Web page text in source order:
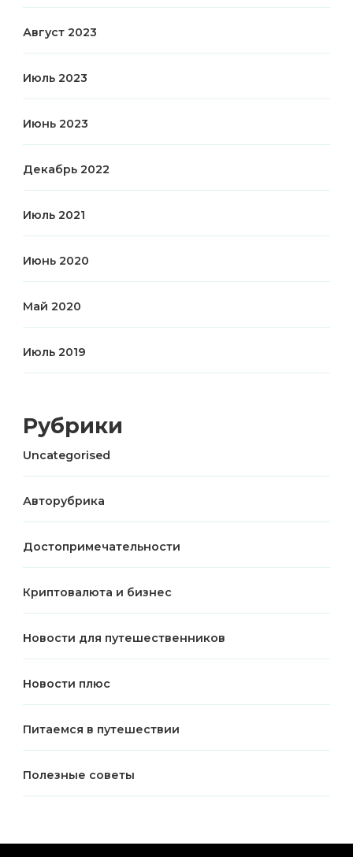
Август 2023
Июль 2023
Июнь 2023
Декабрь 2022
Июль 2021
Июнь 2020
Май 2020
Июль 2019
Рубрики
Uncategorised
Авторубрика
Достопримечательности
Криптовалюта и бизнес
Новости для путешественников
Новости плюс
Питаемся в путешествии
Полезные советы